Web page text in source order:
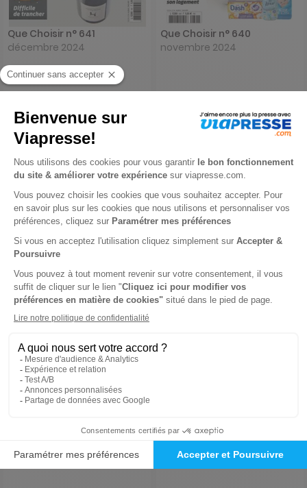
Que Choisir n° 641
décembre 2024
4,80 €
Support Digital
Que Choisir n° 640
novembre 2024
4,80 €
Support Digital
Que Choisir n° 639
octobre 2024